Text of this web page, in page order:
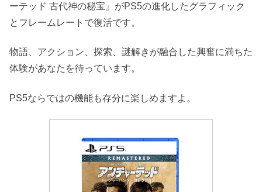
ーテッド 古代神の秘宝』がPS5の進化したグラフィック
とフレームレートで復活です。
物語、アクション、探索、謎解きが融合した興奮に満ちた
体験があなたを待っています。
PS5ならではの機能も存分に楽しめますよ。